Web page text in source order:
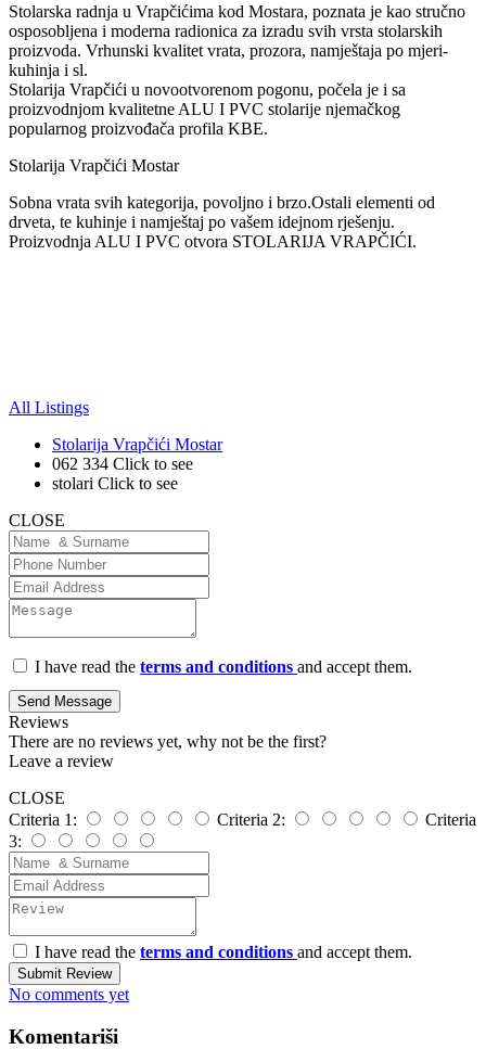
Stolarska radnja u Vrapčićima kod Mostara, poznata je kao stručno
osposobljena i moderna radionica za izradu svih vrsta stolarskih
proizvoda. Vrhunski kvalitet vrata, prozora, namještaja po mjeri-
kuhinja i sl.
Stolarija Vrapčići u novootvorenom pogonu, počela je i sa
proizvodnjom kvalitetne ALU I PVC stolarije njemačkog
popularnog proizvođača profila KBE.
Stolarija Vrapčići Mostar
Sobna vrata svih kategorija, povoljno i brzo.Ostali elementi od
drveta, te kuhinje i namještaj po vašem idejnom rješenju.
Proizvodnja ALU I PVC otvora STOLARIJA VRAPČIĆI.
All Listings
Stolarija Vrapčići Mostar
062 334 Click to see
stolari Click to see
CLOSE
I have read the terms and conditions and accept them.
Send Message
Reviews
There are no reviews yet, why not be the first?
Leave a review
CLOSE
Criteria 1:
Criteria 2:
Criteria
3:
I have read the terms and conditions and accept them.
Submit Review
No comments yet
Komentariši